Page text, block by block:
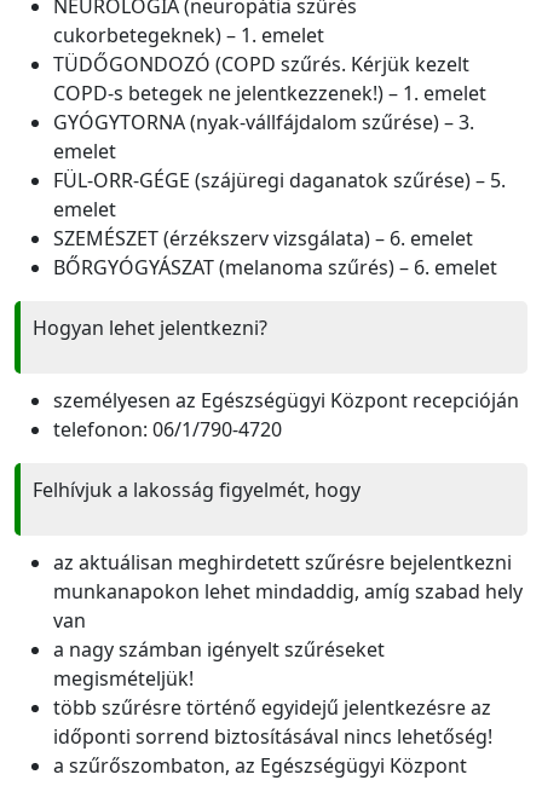
NEUROLÓGIA (neuropátia szűrés
cukorbetegeknek) – 1. emelet
TÜDŐGONDOZÓ (COPD szűrés. Kérjük kezelt
COPD-s betegek ne jelentkezzenek!) – 1. emelet
GYÓGYTORNA (nyak-vállfájdalom szűrése) – 3.
emelet
FÜL-ORR-GÉGE (szájüregi daganatok szűrése) – 5.
emelet
SZEMÉSZET (érzékszerv vizsgálata) – 6. emelet
BŐRGYÓGYÁSZAT (melanoma szűrés) – 6. emelet
Hogyan lehet jelentkezni?
személyesen az Egészségügyi Központ recepcióján
telefonon: 06/1/790-4720
Felhívjuk a lakosság figyelmét, hogy
az aktuálisan meghirdetett szűrésre bejelentkezni
munkanapokon lehet mindaddig, amíg szabad hely
van
a nagy számban igényelt szűréseket
megismételjük!
több szűrésre történő egyidejű jelentkezésre az
időponti sorrend biztosításával nincs lehetőség!
a szűrőszombaton, az Egészségügyi Központ